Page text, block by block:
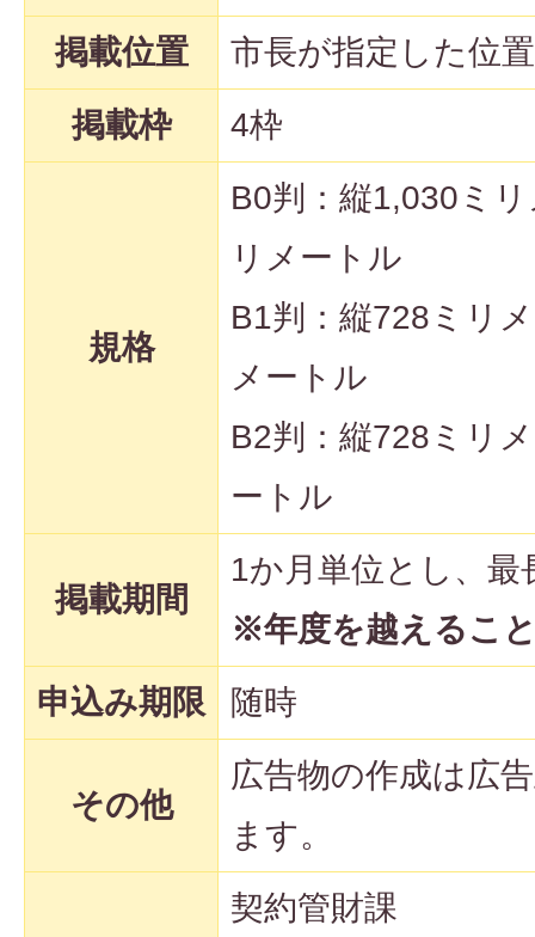
掲載位置
市長が指定した位置
掲載枠
4枠
規格
B0判：縦1,030ミ
リメートル
B1判：縦728ミリ
メートル
B2判：縦728ミリ
ートル
掲載期間
1か月単位とし、最
※年度を越えるこ
申込み期限
随時
その他
広告物の作成は広
ます。
契約管財課